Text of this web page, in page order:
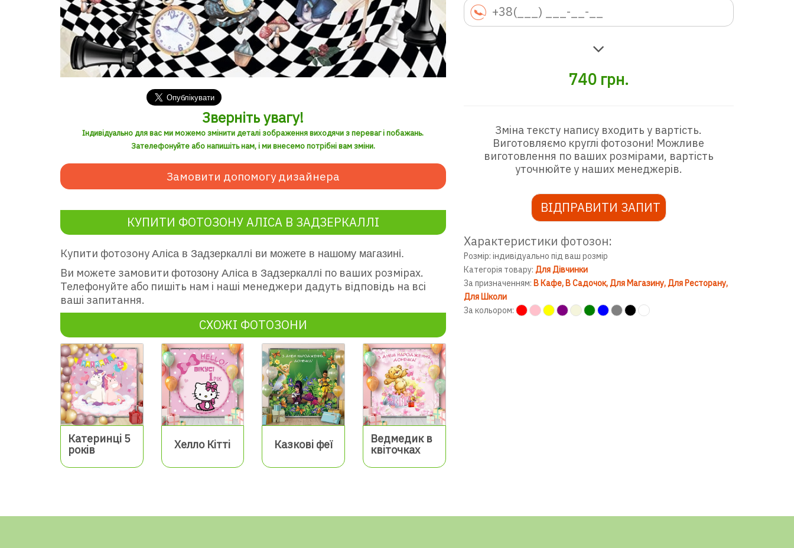
Зверніть увагу!
Індивідуально для вас ми можемо змінити деталі зображення виходячи з переваг і побажань.
Зателефонуйте або напишіть нам, і ми внесемо потрібні вам зміни.
Замовити допомогу дизайнера
КУПИТИ ФОТОЗОНУ АЛІСА В ЗАДЗЕРКАЛЛІ
Купити фотозону Аліса в Задзеркаллі ви можете в нашому магазині.
Ви можете замовити фотозону Аліса в Задзеркаллі по ваших розмірах.
Телефонуйте або пишіть нам і наші менеджери дадуть відповідь на всі
ваші запитання.
СХОЖІ ФОТОЗОНИ
Катеринці 5
років
Хелло Кітті Казкові феї
Ведмедик в
квіточках
740 грн.
Зміна тексту напису входить у вартість.
Виготовляємо круглі фотозони! Можливе
виготовлення по ваших розмірами, вартість
уточнюйте у наших менеджерів.
ВІДПРАВИТИ ЗАПИТ
Характеристики фотозон:
Розмір: індивідуально під ваш розмір
Категорія товару: Для Дівчинки
За призначенням: В Кафе В Садочок Для Магазину Для Ресторану
Для Школи
За кольором: